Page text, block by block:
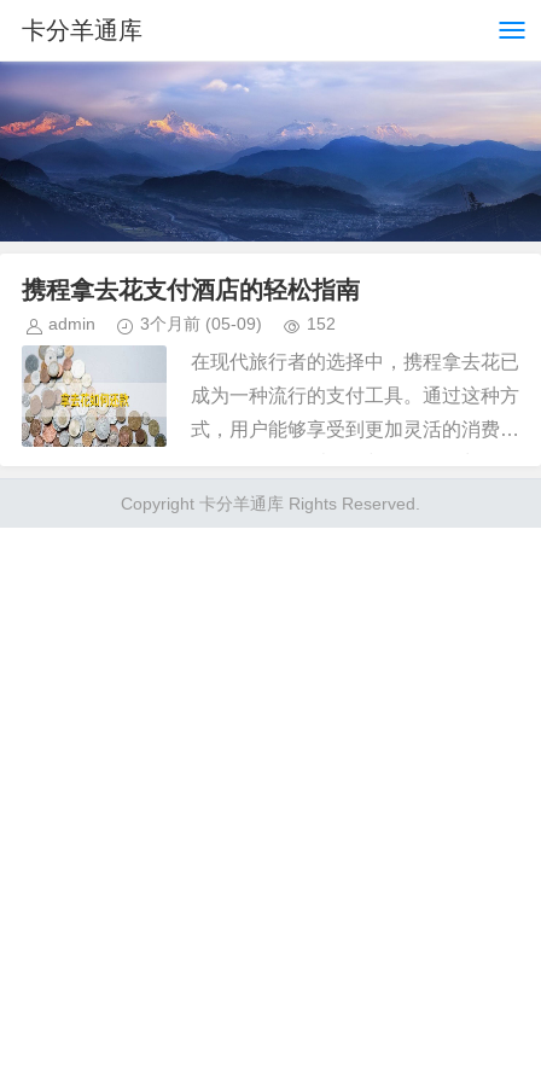
卡分羊通库
携程拿去花支付酒店的轻松指南
admin 3个月前 (05-09) 152
在现代旅行者的选择中，携程拿去花已
成为一种流行的支付工具。通过这种方
式，用户能够享受到更加灵活的消费体
么，具体如何使用携程拿去花来支付酒
店费用呢？首先，你需要确保已开通...
Copyright 卡分羊通库 Rights Reserved.